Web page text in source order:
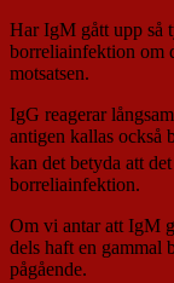
Har IgM gått upp så
borreliainfektion om
motsatsen.
IgG reagerar
antigen kallas också
kan det betyda att
borreliainfektion.
Om vi antar att IgM
dels haft en gammal
pågående.